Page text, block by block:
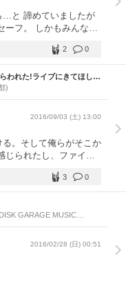
…と 諦めていましたが
ーフ。 しかもみんな1
メンバーとお話and写真
ん大好きですって言え
岡にワンマンしに来
。
0
2
われた!ライブにきてほしそ
)
2016/09/03 (土) 13:00
る。そして俺らがそこか
じられたし、ファイナ
ーム行った方がいいと
0
3
GARAGE MUSIC
O-WEST /
東京都)
2016/02/28 (日) 00:51